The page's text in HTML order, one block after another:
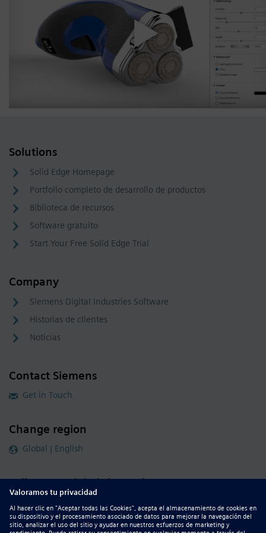
Solutions
Solid Edge Homepage
Portfolio completo de desarrollo de productos
Biblioteca de recursos
Software gratuito
Start Your Free Solid Edge Trial
Company
Siemens Digital Industries Software
Historias de clientes
Noticias
Contact Siemens
Get in Touch
Change region
Global | English
Follow our global channels